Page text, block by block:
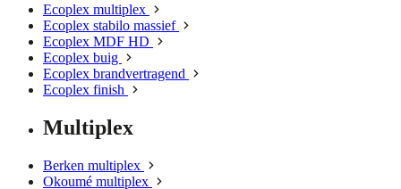
Ecoplex multiplex
Ecoplex stabilo massief
Ecoplex MDF HD
Ecoplex buig
Ecoplex brandvertragend
Ecoplex finish
Multiplex
Berken multiplex
Okoumé multiplex